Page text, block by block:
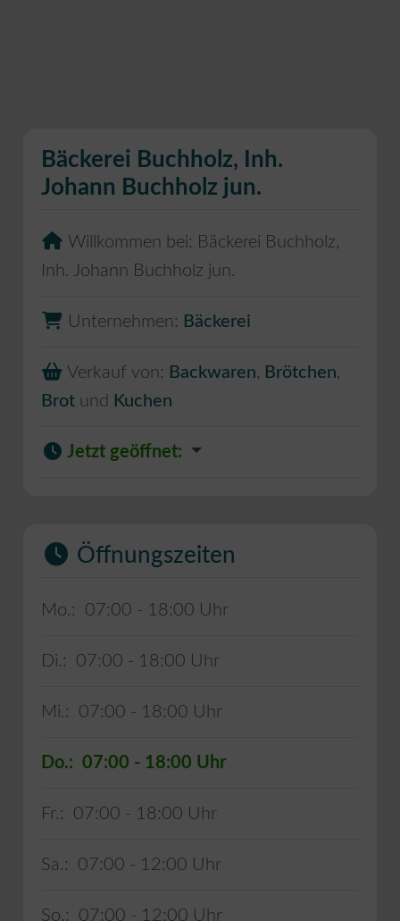
Bäckerei Buchholz, Inh.
Johann Buchholz jun.
Willkommen bei: Bäckerei Buchholz,
Inh. Johann Buchholz jun.
Unternehmen: Bäckerei
Verkauf von: Backwaren, Brötchen,
Brot und Kuchen
Jetzt geöffnet:
Öffnungszeiten
Mo.: 07:00 - 18:00
Di.: 07:00 - 18:00
Mi.: 07:00 - 18:00
Do.: 07:00 - 18:00
Fr.: 07:00 - 18:00
Sa.: 07:00 - 12:00
So.: 07:00 - 12:00